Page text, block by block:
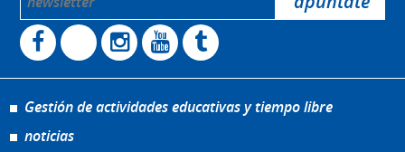
Gestión de actividades educativas y tiempo libre
noticias